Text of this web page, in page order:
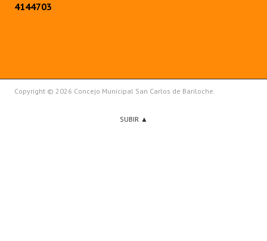
4144703
Copyright © 2026 Concejo Municipal San Carlos de Bariloche.
SUBIR ▲